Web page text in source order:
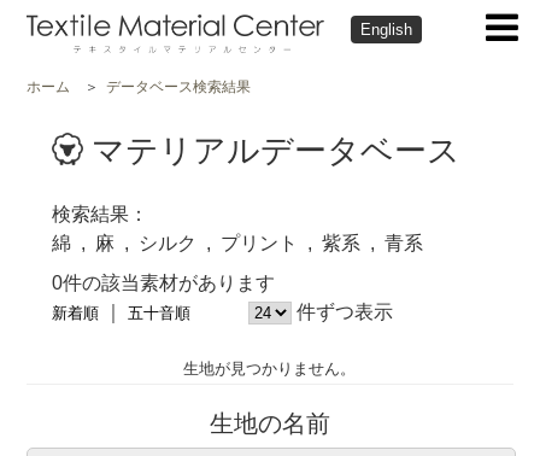
English
ホーム データベース検索結果
マテリアルデータベース
検索結果
綿
麻 シルク プリント 紫系
青系
0件の該当素材があります
新着順 五十音順 件ずつ表示
生地が見つかりません。
生地の名前